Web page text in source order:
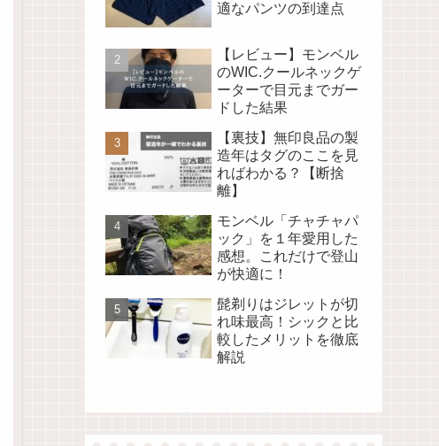
適なパンツの到達点
【レビュー】モンベル
のWIC.クールネックゲ
ーターで目元までガー
ドした結果
【裏技】無印良品の製
造年はタグのここを見
ればわかる？【断捨
離】
モンベル「チャチャパ
ック」を１年愛用した
感想。これだけで登山
が快適に！
髭剃りはジレットが切
れ味最高！シックと比
較したメリットを徹底
解説